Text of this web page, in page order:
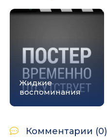
Жидкие
воспоминания
Комментарии (0)